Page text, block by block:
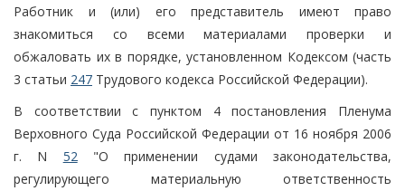
Работник и (или) его представитель имеют право
знакомиться со всеми материалами проверки и
обжаловать их в порядке, установленном Кодексом (часть
3 статьи 247 Трудового кодекса Российской Федерации).
В соответствии с пунктом 4 постановления Пленума
Верховного Суда Российской Федерации от 16 ноября 2006
г. N 52 "О применении судами законодательства,
регулирующего материальную ответственность